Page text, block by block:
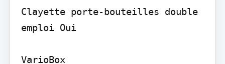
Clayette porte-bouteilles double
emploi Oui
VarioBox